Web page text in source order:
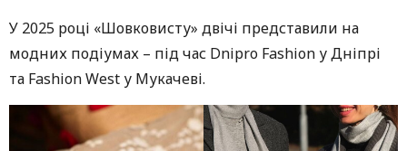
У 2025 році «Шовковисту» двічі представили на
модних подіумах – під час Dnipro Fashion у Дніпрі
та Fashion West у Мукачеві.